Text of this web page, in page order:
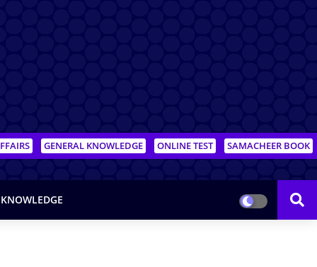
GENERAL KNOWLEDGE ONLINE TEST SAMACHEER BOOK